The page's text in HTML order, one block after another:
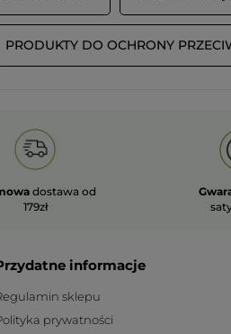
PRODUKTY DO OCHRONY
dostawa od
179zł
informacje
sklepu
prywatności